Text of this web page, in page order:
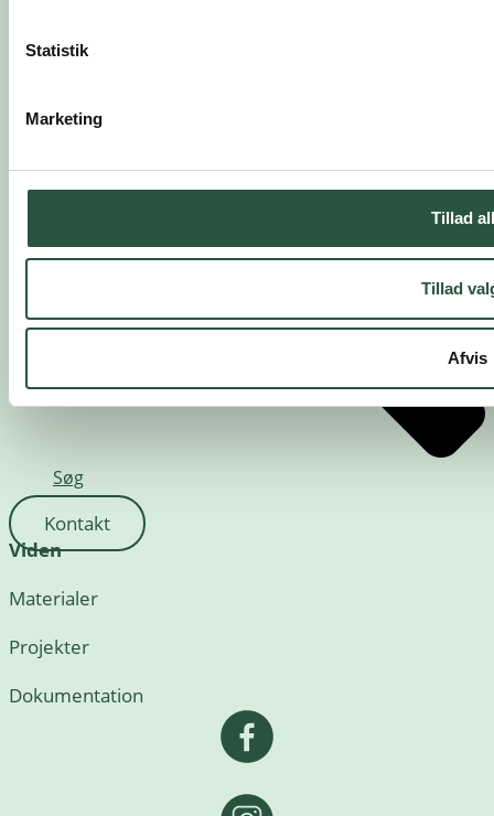
Statistik
Marketing
Tillad
Tillad
Afvis
Søg
Kontakt
Viden
Materialer
Projekter
Dokumentation